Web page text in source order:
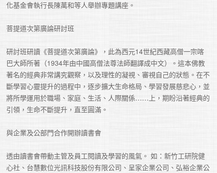
化基金會執行長陳萬和等人舉辦專題講座。
菩提道次第廣論研討班
研討班研讀《菩提道次第廣論》，此為西元14世紀西藏高僧一宗喀
巴大師所著（1934年由中國高僧法尊法師翻譯成中文）。這本佛教
著名的經典非常講究觀察，以及理性的凝視、審視自己的狀態。在不
斷學習心靈提升的過程中，逐步擴大生命格局、學習發展慈悲心，並
將所學運用於職場、家庭、生活、人際關係……上，期盼沿著經典的
引領，生命不斷提升，直至圓滿。
與企業及公部門合作開辦讀書會
透由讀書會帶動主管及員工閱讀及學習的風氣。 如：新竹工研院健
心社、台慧數位光訊科技股份有限公司、呈家企業公司、弘裕企業公